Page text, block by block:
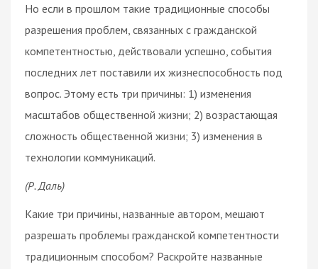
Но если в прошлом такие традиционные способы
разрешения проблем, связанных с гражданской
компетентностью, действовали успешно, события
последних лет поставили их жизнеспособность под
вопрос. Этому есть три причины: 1) изменения
масштабов общественной жизни; 2) возрастающая
сложность общественной жизни; 3) изменения в
технологии коммуникаций.
(Р. Даль)
Какие три причины, названные автором, мешают
разрешать проблемы гражданской компетентности
традиционным способом? Раскройте названные